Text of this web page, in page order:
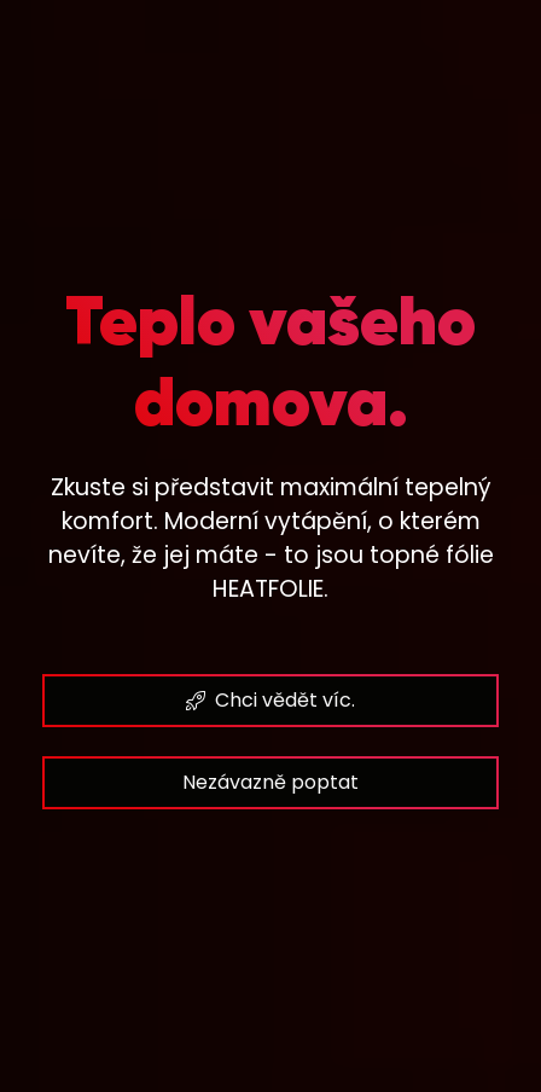
Teplo vašeho
domova.
Zkuste si představit maximální tepelný
komfort. Moderní vytápění, o kterém
nevíte, že jej máte - to jsou topné fólie
HEATFOLIE.
Chci vědět víc.
Nezávazně poptat